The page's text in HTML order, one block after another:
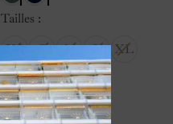
Tailles
XS
S M L XL